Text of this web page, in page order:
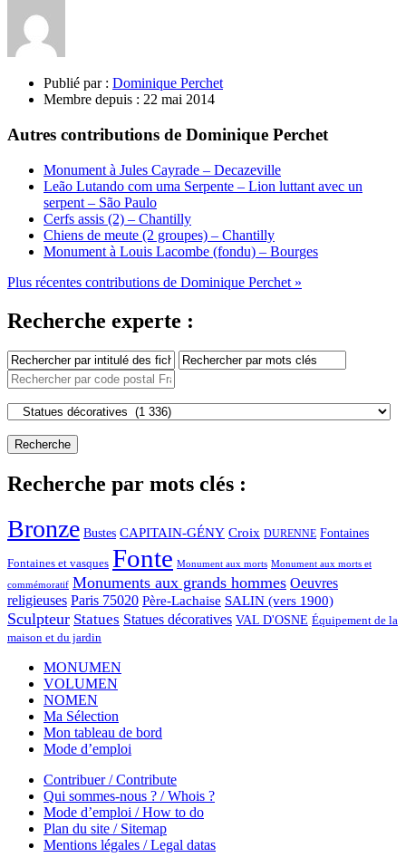
Publié par : Dominique Perchet
Membre depuis : 22 mai 2014
Autres contributions de Dominique Perchet
Monument à Jules Cayrade – Decazeville
Leão Lutando com uma Serpente – Lion luttant avec un
serpent – São Paulo
Cerfs assis (2) – Chantilly
Chiens de meute (2 groupes) – Chantilly
Monument à Louis Lacombe (fondu) – Bourges
Plus récentes contributions de Dominique Perchet »
Recherche experte :
Recherche par mots clés :
Bronze Bustes CAPITAIN-GÉNY Croix DURENNE Fontaines
Fontaines et vasques Fonte Monument aux morts Monument aux morts et
commémoratif Monuments aux grands hommes Oeuvres
religieuses Paris 75020 Père-Lachaise SALIN (vers 1900)
Sculpteur Statues Statues décoratives VAL D'OSNE Équipement de la
maison et du jardin
MONUMEN
VOLUMEN
NOMEN
Ma Sélection
Mon tableau de bord
Mode d’emploi
Contribuer / Contribute
Qui sommes-nous ? / Whois ?
Mode d’emploi / How to do
Plan du site / Sitemap
Mentions légales / Legal datas